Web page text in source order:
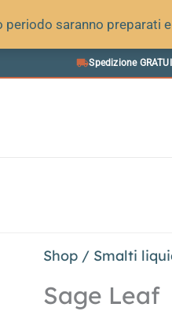
saranno preparati
Spedizione
Shop / Smalti
Sage Leaf